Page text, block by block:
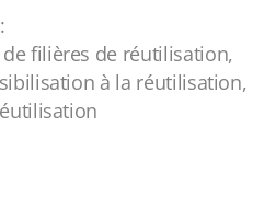
filières de réutilisation,
à la réutilisation,